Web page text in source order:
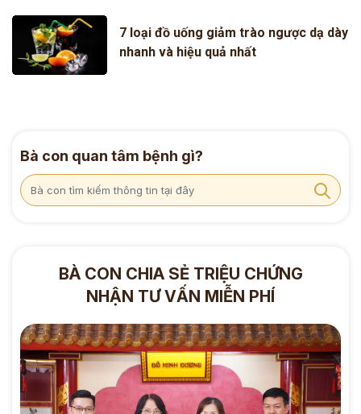
7 loại đồ uống giảm trào ngược dạ dày
nhanh và hiệu quả nhất
Bà con quan tâm bệnh gì?
BÀ CON CHIA SẺ TRIỆU CHỨNG
NHẬN TƯ VẤN MIỄN PHÍ